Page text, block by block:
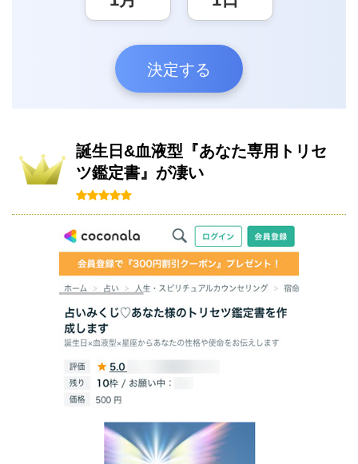
決定する
誕生日&血液型『あなた専用トリセ
ツ鑑定書』が凄い